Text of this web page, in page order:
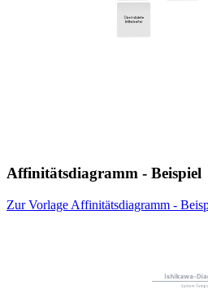
Affinitätsdiagramm - Beispiel
Zur Vorlage Affinitätsdiagramm -